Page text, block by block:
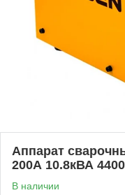
Аппарат
200А 10.8кВА
В наличии